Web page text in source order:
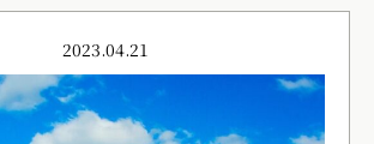
2023.04.21